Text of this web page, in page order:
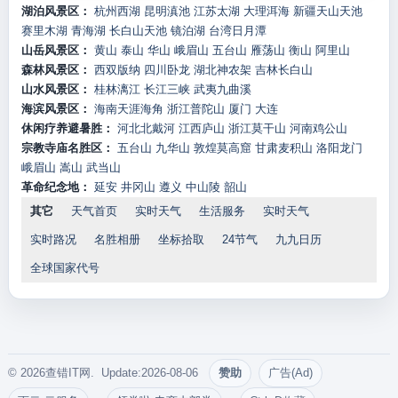
湖泊风景区： 杭州西湖 昆明滇池 江苏太湖 大理洱海 新疆天山天池
赛里木湖 青海湖 长白山天池 镜泊湖 台湾日月潭
山岳风景区： 黄山 泰山 华山 峨眉山 五台山 雁荡山 衡山 阿里山
森林风景区： 西双版纳 四川卧龙 湖北神农架 吉林长白山
山水风景区： 桂林漓江 长江三峡 武夷九曲溪
海滨风景区： 海南天涯海角 浙江普陀山 厦门 大连
休闲疗养避暑胜： 河北北戴河 江西庐山 浙江莫干山 河南鸡公山
宗教寺庙名胜区： 五台山 九华山 敦煌莫高窟 甘肃麦积山 洛阳龙门
峨眉山 嵩山 武当山
革命纪念地： 延安 井冈山 遵义 中山陵 韶山
其它
天气首页 实时天气 生活服务 实时天气
实时路况 名胜相册 坐标拾取 24节气 九九日历
全球国家代号
© 2026查错IT网. Update:2026-08-06 赞助 广告(Ad)